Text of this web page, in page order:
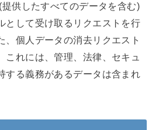
供したすべてのデータを含む)
として受け取るリクエストを行
、個人データの消去リクエスト
これには、管理、法律、セキュ
する義務があるデータは含まれ